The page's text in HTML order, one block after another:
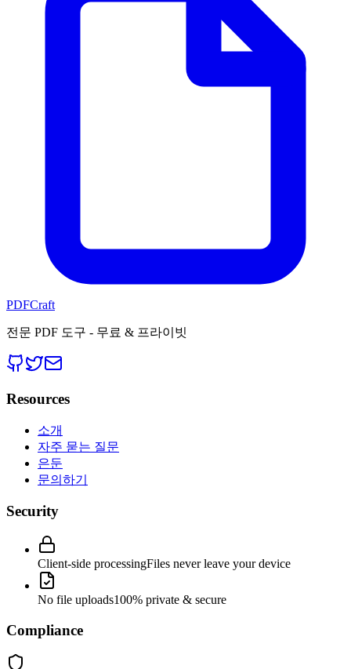
PDFCraft
전문 PDF 도구 - 무료 & 프라이빗
Resources
소개
자주 묻는 질문
은둔
문의하기
Security
Client-side processingFiles never leave your device
No file uploads100% private & secure
Compliance